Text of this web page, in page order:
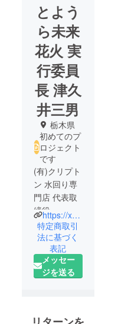
とよう
ら未来
花火 実
行委員
長 津久
井三男
栃木県
初めてのプ
ロジェクト
です
(有)クリプト
ン 水回り専
門店 代表取
締役
当社の社名
「クリプト
ン」とはア
メリカコ
ミック初の
ある、スー
https://xn--bbkyao7065bpyck41as89d.com/about/
特定商取引
法に基づく
表記
メッセー
ジを送る